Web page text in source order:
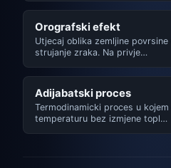
Orografski efekt
Utjecaj oblika zemljine povrsine
strujanje zraka. Na privje…
Adijabatski proces
Termodinamicki proces u
temperaturu bez izmjene topl…